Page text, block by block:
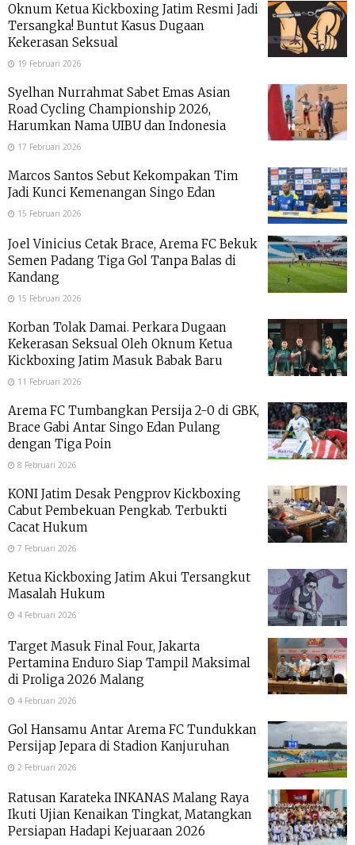
Oknum Ketua Kickboxing Jatim Resmi Jadi
Tersangka! Buntut Kasus Dugaan
Kekerasan Seksual
19 Februari 2026
Syelhan Nurrahmat Sabet Emas Asian
Road Cycling Championship 2026,
Harumkan Nama UIBU dan Indonesia
17 Februari 2026
Marcos Santos Sebut Kekompakan Tim
Jadi Kunci Kemenangan Singo Edan
15 Februari 2026
Joel Vinicius Cetak Brace, Arema FC Bekuk
Semen Padang Tiga Gol Tanpa Balas di
Kandang
15 Februari 2026
Korban Tolak Damai. Perkara Dugaan
Kekerasan Seksual Oleh Oknum Ketua
Kickboxing Jatim Masuk Babak Baru
11 Februari 2026
Arema FC Tumbangkan Persija 2-0 di GBK,
Brace Gabi Antar Singo Edan Pulang
dengan Tiga Poin
8 Februari 2026
KONI Jatim Desak Pengprov Kickboxing
Cabut Pembekuan Pengkab. Terbukti
Cacat Hukum
7 Februari 2026
Ketua Kickboxing Jatim Akui Tersangkut
Masalah Hukum
4 Februari 2026
Target Masuk Final Four, Jakarta
Pertamina Enduro Siap Tampil Maksimal
di Proliga 2026 Malang
4 Februari 2026
Gol Hansamu Antar Arema FC Tundukkan
Persijap Jepara di Stadion Kanjuruhan
2 Februari 2026
Ratusan Karateka INKANAS Malang Raya
Ikuti Ujian Kenaikan Tingkat, Matangkan
Persiapan Hadapi Kejuaraan 2026